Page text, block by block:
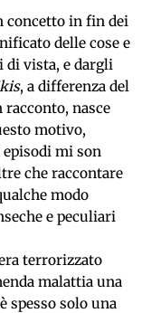
concetto in fin dei
delle cose e
di vista, e dargli
, a differenza del
nasce
motivo,
episodi mi son
che raccontare
modo
e peculiari
terrorizzato
malattia una
spesso solo una